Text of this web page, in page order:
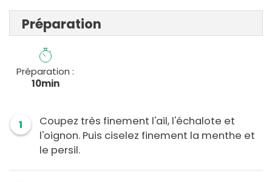
Préparation
Préparation :
10min
1
Coupez très finement l'ail, l'échalote et
l'oignon. Puis ciselez finement la menthe et
le persil.